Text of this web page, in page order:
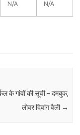
N/A N/A
के गांवों की सूची – दमबुक,
लोवर दिवांग वैली →